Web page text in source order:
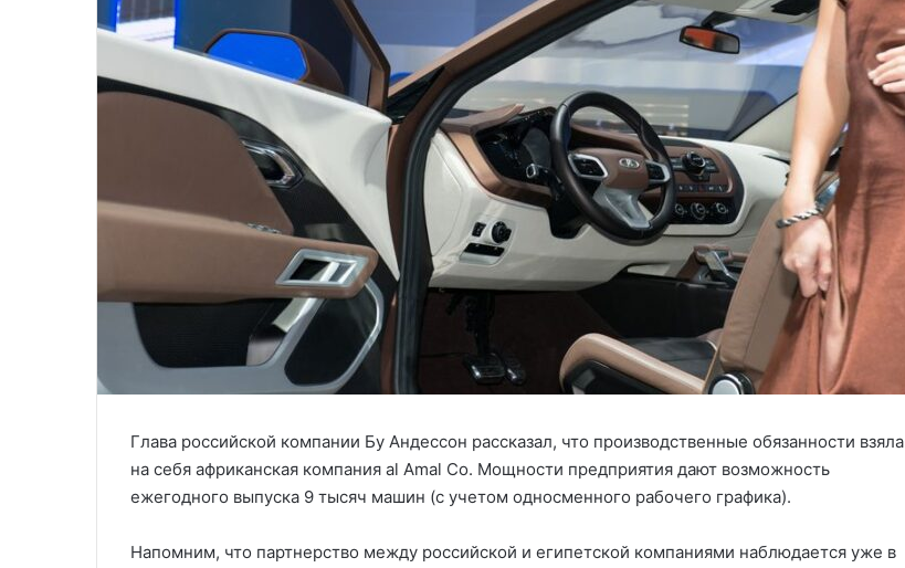
Глава российской компании Бу Андессон рассказал, что производственные обязанности взяла
на себя африканская компания al Amal Co. Мощности предприятия дают возможность
ежегодного выпуска 9 тысяч машин (с учетом односменного рабочего графика).
Напомним, что партнерство между российской и египетской компаниями наблюдается уже в